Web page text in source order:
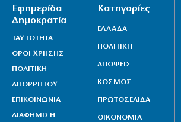
Εφημερίδα
Δημοκρατία
ΤΑΥΤΟΤΗΤΑ
ΟΡΟΙ ΧΡΗΣΗΣ
ΠΟΛΙΤΙΚΗ
ΑΠΟΡΡΗΤΟΥ
ΕΠΙΚΟΙΝΩΝΙΑ
ΔΙΑΦΗΜΙΣΗ
Κατηγορίες
ΕΛΛΑΔΑ
ΠΟΛΙΤΙΚΗ
ΑΠΟΨΕΙΣ
ΚΟΣΜΟΣ
ΠΡΩΤΟΣΕΛΙΔΑ
ΟΙΚΟΝΟΜΙΑ